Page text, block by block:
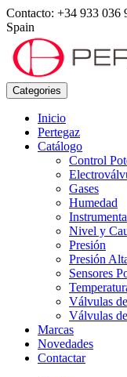
Contacto: +34 933 036
Spain
Categories
Inicio
Pertegaz
Catálogo
Control
Gases
Humedad
Nivel y
Presión
Presión
Sensores
Válvulas
Válvulas
Marcas
Novedades
Contactar